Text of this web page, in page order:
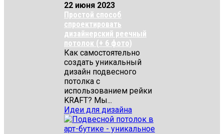
22 июня 2023
Простой способ
спроектировать
дизайнерский реечный
потолок (+ 6 фото)
Как самостоятельно
создать уникальный
дизайн подвесного
потолка с
использованием рейки
KRAFT? Мы...
Идеи для дизайна